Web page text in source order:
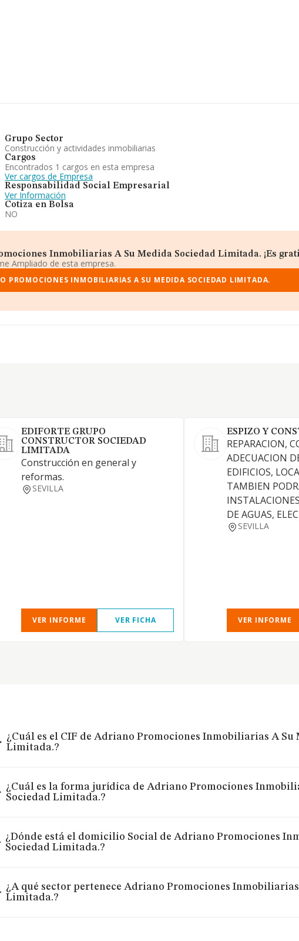
Grupo Sector
Construcción y actividades inmobiliarias
Cargos
Encontrados 1 cargos en esta empresa
Ver cargos de Empresa
Responsabilidad Social Empresarial
Ver Información
Cotiza en Bolsa
NO
Inmobiliarias A Su Medida Sociedad Limitada. ¡Es
Ampliado de esta empresa.
PROMOCIONES INMOBILIARIAS A SU MEDIDA SOCIEDAD LIMITADA.
EDIFORTE GRUPO
CONSTRUCTOR SOCIEDAD
LIMITADA
Construcción en general y
reformas.
SEVILLA
VER INFORME VER FICHA
ESPIZO Y
REPARACION,
ADECUACION
EDIFICIOS,
TAMBIEN
DE AGUAS,
SEVILLA
VER INFORME
¿Cuál es el CIF de Adriano Promociones Inmobiliarias A Su
Limitada.?
¿Cuál es la forma jurídica de Adriano Promociones
Sociedad Limitada.?
¿Dónde está el domicilio Social de Adriano Promociones
Sociedad Limitada.?
¿A qué sector pertenece Adriano Promociones
Limitada.?